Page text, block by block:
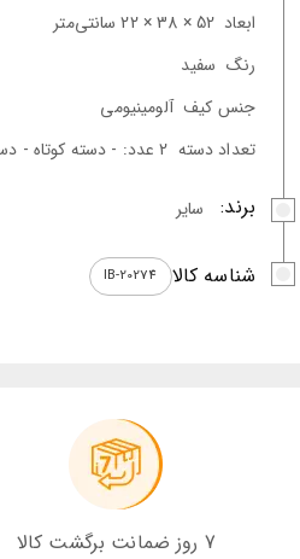
ابعاد 52 × 38 × 22 سانتی‌متر
رنگ سفید
جنس کیف آلومینیومی
تعداد دسته 2 عدد: - دسته کوتاه - دسته چمدانی
برند: سایر
شناسه کالا IB-20274
7 روز ضمانت برگشت کالا